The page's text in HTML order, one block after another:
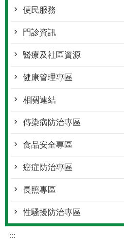
便民服務
門診資訊
醫療及社區資源
健康管理專區
相關連結
傳染病防治專區
食品安全專區
癌症防治專區
長照專區
性騷擾防治專區
:::